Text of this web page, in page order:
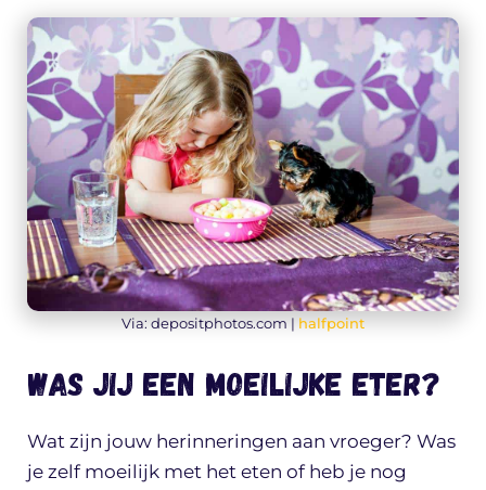
Via: depositphotos.com | halfpoint
Was jij een moeilijke eter?
Wat zijn jouw herinneringen aan vroeger? Was
je zelf moeilijk met het eten of heb je nog